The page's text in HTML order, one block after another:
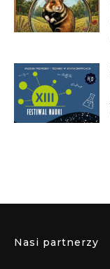
Nasi partnerzy